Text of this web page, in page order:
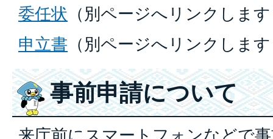
委任状 （別ページへリンクしま
申立書 （別ページへリンクしま
事前申請について